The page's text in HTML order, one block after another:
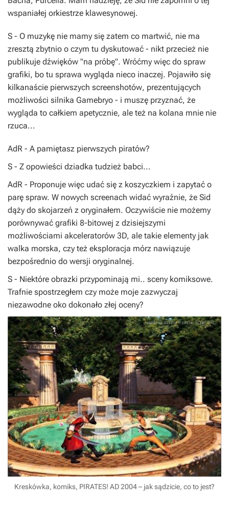
wspaniałej orkiestrze klawesynowej.
S - O muzykę nie mamy się zatem co martwić, nie ma
zresztą zbytnio o czym tu dyskutować - nikt przecież nie
publikuje dźwięków "na próbę". Wróćmy więc do spraw
grafiki, bo tu sprawa wygląda nieco inaczej. Pojawiło się
kilkanaście pierwszych screenshotów, prezentujących
możliwości silnika Gamebryo - i muszę przyznać, że
wygląda to całkiem apetycznie, ale też na kolana mnie nie
rzuca...
AdR - A pamiętasz pierwszych piratów?
S - Z opowieści dziadka tudzież babci...
AdR - Proponuje więc udać się z koszyczkiem i zapytać o
parę spraw. W nowych screenach widać wyraźnie, że Sid
dąży do skojarzeń z oryginałem. Oczywiście nie możemy
porównywać grafiki 8-bitowej z dzisiejszymi
możliwościami akceleratorów 3D, ale takie elementy jak
walka morska, czy też eksploracja mórz nawiązuje
bezpośrednio do wersji oryginalnej.
S - Niektóre obrazki przypominają mi.. sceny komiksowe.
Trafnie spostrzegłem czy może moje zazwyczaj
niezawodne oko dokonało złej oceny?
Kreskówka, komiks, PIRATES! AD 2004 – jak sądzicie, co to jest?